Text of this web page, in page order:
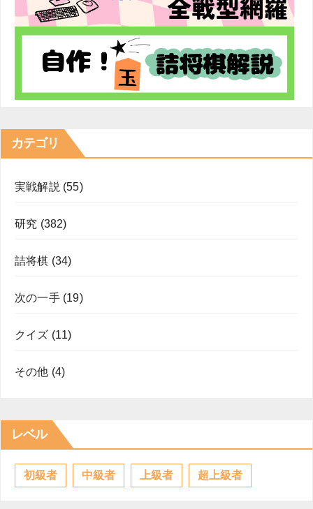
カテゴリ
実戦解説 (55)
研究 (382)
詰将棋 (34)
次の一手(19)
クイズ (11)
その他 (4)
レベル
初級者 中級者 上級者 超上級者